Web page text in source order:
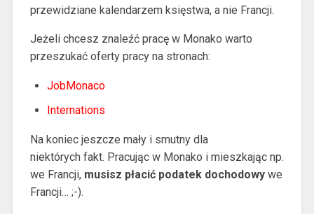
przewidziane kalendarzem księstwa, a nie Francji.
Jeżeli chcesz znaleźć pracę w Monako warto
przeszukać oferty pracy na stronach:
JobMonaco
Internations
Na koniec jeszcze mały i smutny dla
niektórych fakt. Pracując w Monako i mieszkając np.
we Francji, musisz płacić podatek dochodowywe
Francji… ;-).